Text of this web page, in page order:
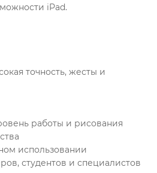
iPad.
точность, жесты и
работы и рисования
использовании
студентов и специалистов